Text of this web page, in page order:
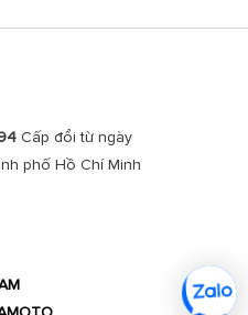
Cấp đổi từ ngày
phố Hồ Chí Minh